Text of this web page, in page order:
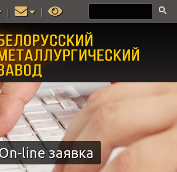
line заявка